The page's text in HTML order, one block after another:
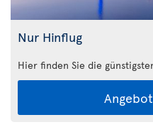
Nur Hinflug
Hier finden Sie die